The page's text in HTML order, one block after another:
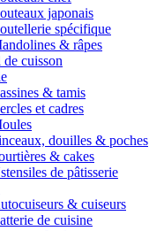
japonais
spécifique
& râpes
cuisson
& tamis
et cadres
douilles & poches
& cakes
de pâtisserie
& cuiseurs
de cuisine